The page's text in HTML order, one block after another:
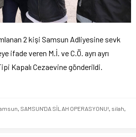
2 kişi Samsun Adliyesine sevk
ifade veren M.İ. ve C.Ö. ayrı ayrı
Kapalı Cezaevine gönderildi.
, SAMSUN'DA SİLAH OPERASYONU!, silah,